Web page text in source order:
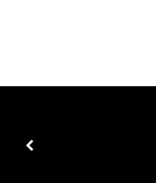
nuorille